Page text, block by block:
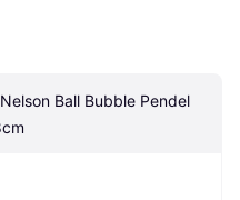
Ball Bubble Pendel